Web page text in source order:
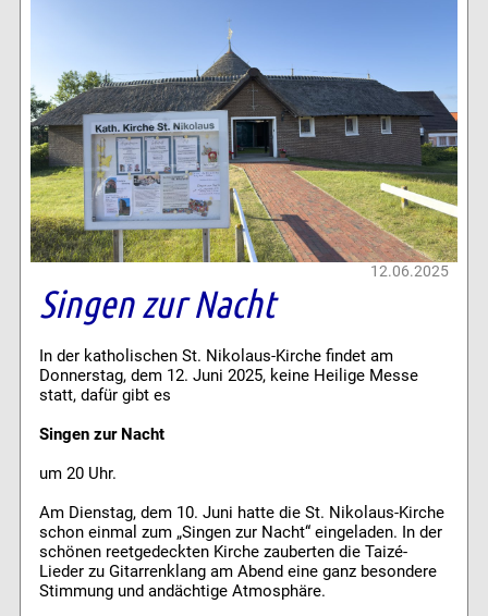
12.06.2025
Singen zur Nacht
In der katholischen St. Nikolaus-Kirche findet am
Donnerstag, dem 12. Juni 2025, keine Heilige Messe
statt, dafür gibt es
Singen zur Nacht
um 20 Uhr.
Am Dienstag, dem 10. Juni hatte die St. Nikolaus-Kirche
schon einmal zum „Singen zur Nacht“ eingeladen. In der
schönen reetgedeckten Kirche zauberten die Taizé-
Lieder zu Gitarrenklang am Abend eine ganz besondere
Stimmung und andächtige Atmosphäre.